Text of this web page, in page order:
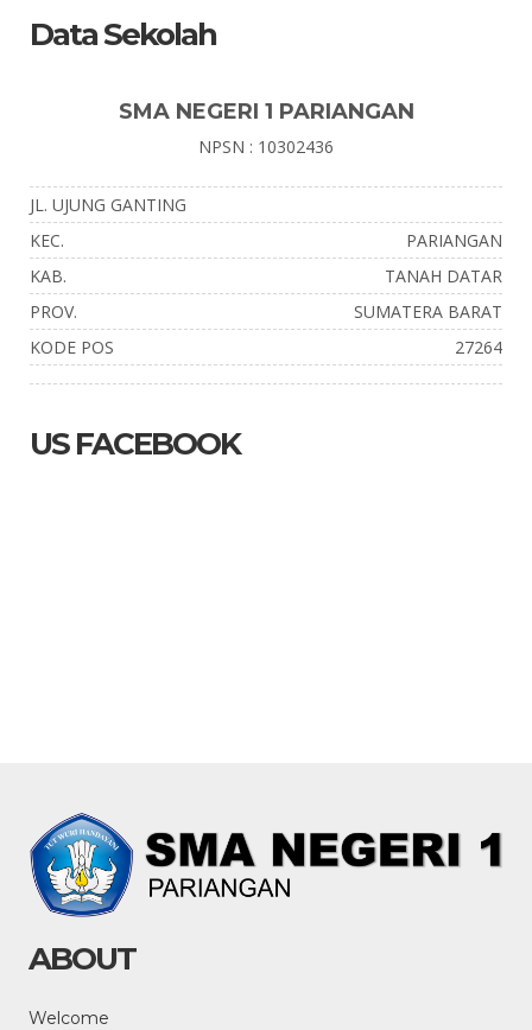
Data Sekolah
SMA NEGERI 1 PARIANGAN
NPSN : 10302436
JL. UJUNG GANTING
KEC.
PARIANGAN
KAB.
TANAH DATAR
PROV.
SUMATERA BARAT
KODE POS
27264
US FACEBOOK
ABOUT
Welcome